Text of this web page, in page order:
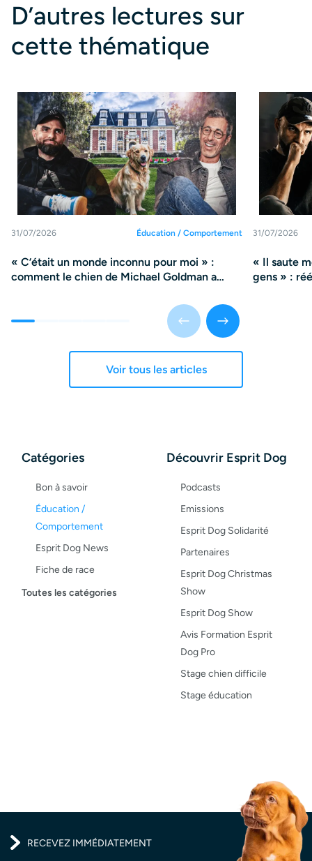
Catégories
Bon à savoir
Éducation /
Comportement
Esprit Dog News
Fiche de race
Maladies du chien
Toutes les catégories
Découvrir Esprit Dog
Podcasts
Emissions
Esprit Dog Solidarité
Partenaires
Esprit Dog Christmas
Show
Esprit Dog Show
Avis Formation Esprit
Dog Pro
Stage chien difficile
Stage éducation
D’autres lectures sur
cette thématique
31/07/2026 Éducation / Comportement
« C’était un monde inconnu pour moi » :
comment le chien de Michael Goldman a
31/07/2026
« Il saute
gens » :
Voir tous les articles
RECEVEZ IMMÉDIATEMENT